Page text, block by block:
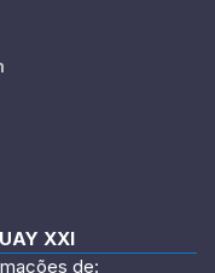
XXI
de: